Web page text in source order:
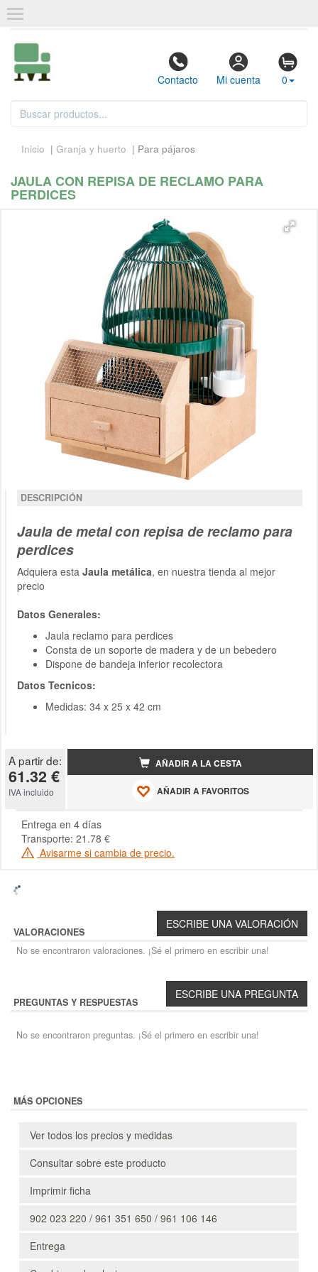
Contacto Mi cuenta 0
Inicio | Granja y huerto | Para pájaros
JAULA CON REPISA DE RECLAMO PARA
PERDICES
DESCRIPCIÓN
Jaula de metal con repisa de reclamo para
perdices
Adquiera esta Jaula metálica, en nuestra tienda al mejor
precio
Datos Generales:
Jaula reclamo para perdices
Consta de un soporte de madera y de un bebedero
Dispone de bandeja inferior recolectora
Datos Tecnicos:
Medidas: 34 x 25 x 42 cm
A partir de:
61.32 €
IVA incluido
AÑADIR A LA CESTA
AÑADIR A FAVORITOS
Entrega en 4 días
Transporte: 21.78 €
Avisarme si cambia de precio.
VALORACIONES
No se encontraron valoraciones. ¡Sé el primero en escribir una!
PREGUNTAS Y RESPUESTAS
No se encontraron preguntas. ¡Sé el primero en escribir una!
MÁS OPCIONES
Ver todos los precios y medidas
Consultar sobre este producto
Imprimir ficha
902 023 220 / 961 351 650 / 961 106 146
Entrega